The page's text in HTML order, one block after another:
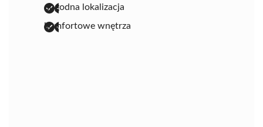
dogodna lokalizacja
komfortowe wnętrza